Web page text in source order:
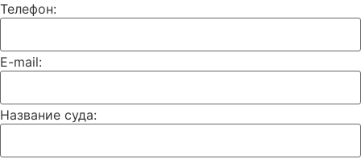
Телефон:
E-mail:
Название суда: